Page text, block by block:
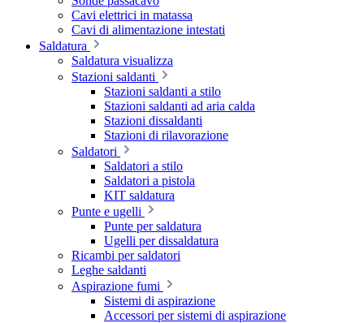
Cavi elettrici in matassa
Cavi di alimentazione intestati
Saldatura
Saldatura visualizza
Stazioni saldanti
Stazioni saldanti a stilo
Stazioni saldanti ad aria calda
Stazioni dissaldanti
Stazioni di rilavorazione
Saldatori
Saldatori a stilo
Saldatori a pistola
KIT saldatura
Punte e ugelli
Punte per saldatura
Ugelli per dissaldatura
Ricambi per saldatori
Leghe saldanti
Aspirazione fumi
Sistemi di aspirazione
Accessori per sistemi di aspirazione